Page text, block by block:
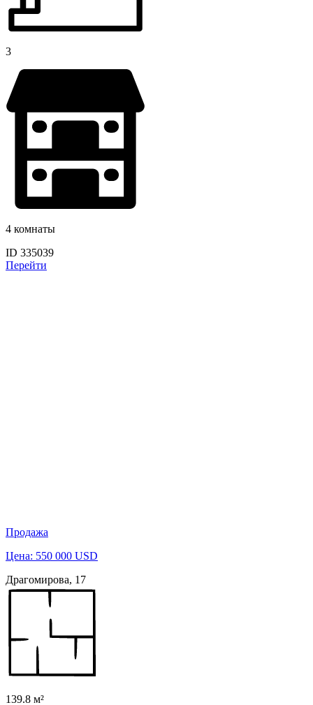
3
4 комнаты
ID 335039
Перейти
Продажа
Цена: 550 000 USD
Драгомирова, 17
139.8 м²